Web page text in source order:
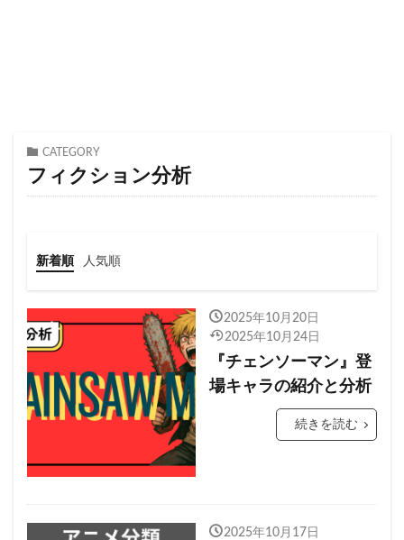
CATEGORY
フィクション分析
新着順 人気順
2025年10月20日
2025年10月24日
『チェンソーマン』登
場キャラの紹介と分析
続きを読む
2025年10月17日